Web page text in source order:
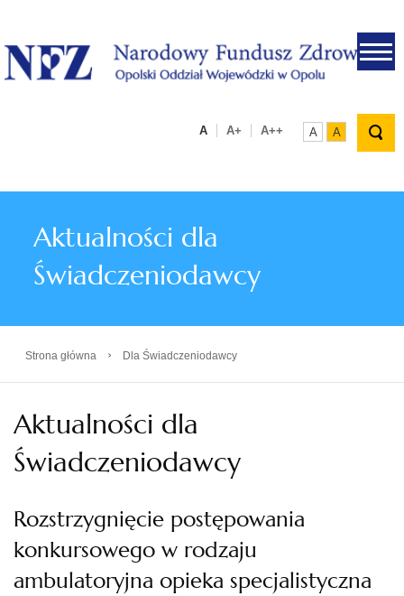
.
A A+ A++ A A
Aktualności dla
Świadczeniodawcy
Strona główna › Dla Świadczeniodawcy
Aktualności dla
Świadczeniodawcy
Rozstrzygnięcie postępowania
konkursowego w rodzaju
ambulatoryjna opieka specjalistyczna